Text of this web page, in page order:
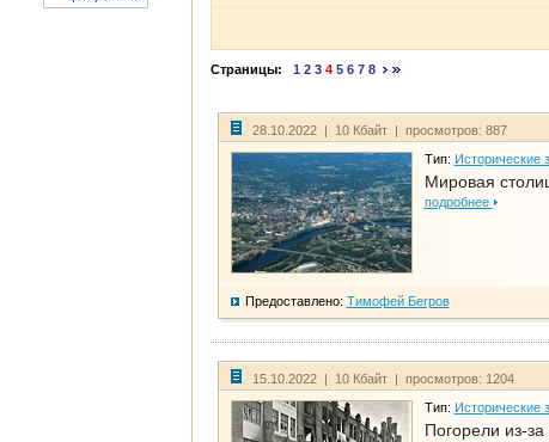
Страницы: 1 2 3 4 5 6 7 8
28.10.2022 | 10 Кбайт | просмотров: 887
Тип: Исторические
Мировая
подробнее
Предоставлено: Тимофей Бегров
15.10.2022 | 10 Кбайт | просмотров: 1204
Тип: Исторические
Погорели из-за